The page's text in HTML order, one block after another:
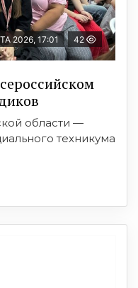
2026, 17:01 42
области —
техникума